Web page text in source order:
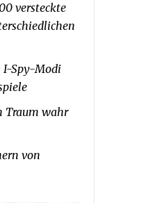
versteckte
I-Spy-Modi
Traum wahr
von